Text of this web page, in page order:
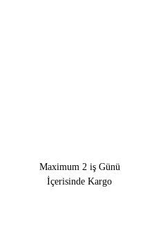
Maximum 2 iş Günü
İçerisinde Kargo